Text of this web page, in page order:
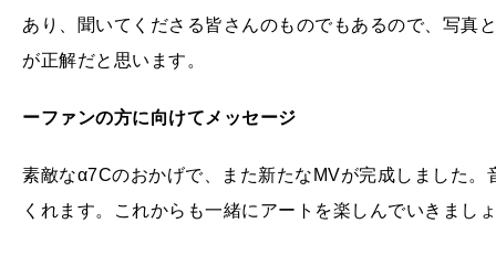
あり、聞いてくださる皆さんのものでもあるので、写真
が正解だと思います。
ーファンの方に向けてメッセージ
素敵なα7Cのおかげで、また新たなMVが完成しました
くれます。これからも一緒にアートを楽しんでいきまし